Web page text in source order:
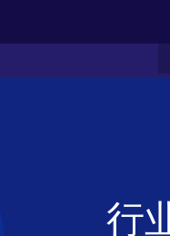
行